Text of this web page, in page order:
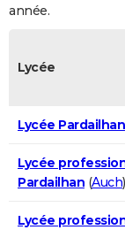
Bricolage
Lifestyle
Culture
Sport
Auto
Television
Voyage
Cinema
année.
Lycée
Lycée Pardailhan
Lycée
Pardailhan (Auch)
Lycée